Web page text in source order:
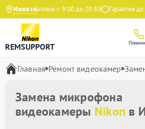
Ижевск
Ежедневно с 9:00 до 20:30 Гарантия до 1
REMSUPPORT
Главная Ремонт видеокамер
Замена микрофона
видеокамеры Nikon в